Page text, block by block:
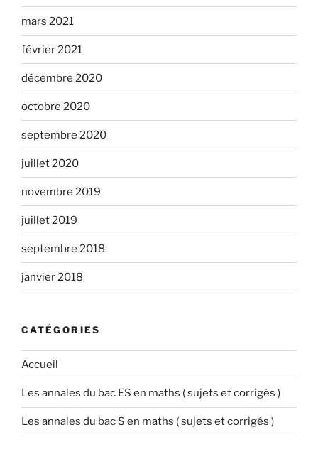
mars 2021
février 2021
décembre 2020
octobre 2020
septembre 2020
juillet 2020
novembre 2019
juillet 2019
septembre 2018
janvier 2018
CATÉGORIES
Accueil
Les annales du bac ES en maths ( sujets et corrigés )
Les annales du bac S en maths ( sujets et corrigés )